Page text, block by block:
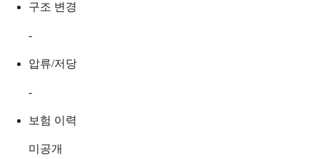
구조 변경
-
압류/저당
-
보험 이력
미공개